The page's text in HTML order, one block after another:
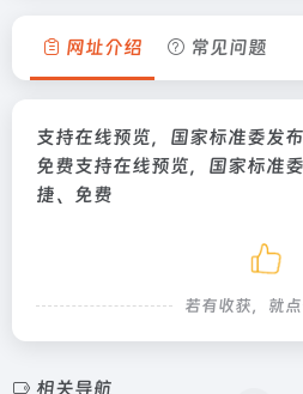
网址介绍 常见问题
支持在线预览，国家标准委发
免费支持在线预览，国家标准
捷、免费
若有收获，就
相关导航